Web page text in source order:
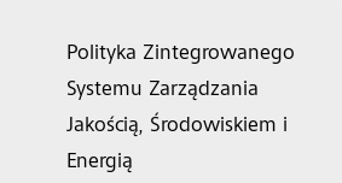
Polityka Zintegrowanego
Systemu Zarządzania
Jakością, Środowiskiem i
Energią